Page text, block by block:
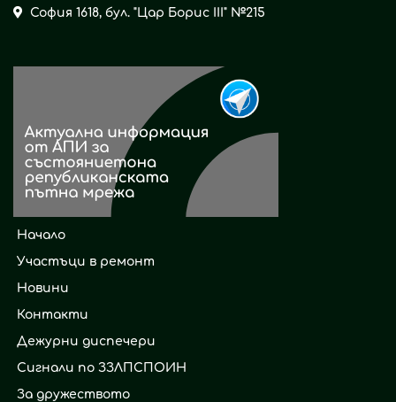
София 1618, бул. "Цар Борис ІІІ" №215
Начало
Участъци в ремонт
Новини
Контакти
Дежурни диспечери
Сигнали по ЗЗЛПСПОИН
За дружеството